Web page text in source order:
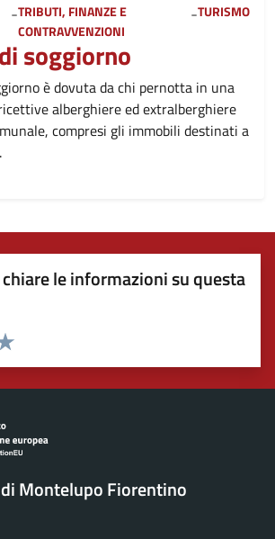
-TRIBUTI, FINANZE E
CONTRAVVENZIONI
-TURISMO
soggiorno
è dovuta da chi pernotta in una
alberghiere ed extralberghiere
compresi gli immobili destinati a
le informazioni su questa
5 stelle su 5
4 stelle su 5
su 5
su 5
5
Montelupo Fiorentino